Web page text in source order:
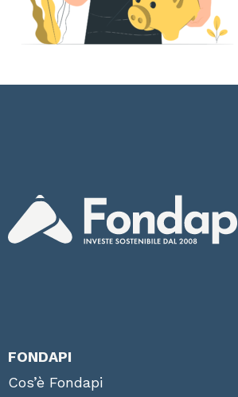
FONDAPI
Cos’è Fondapi